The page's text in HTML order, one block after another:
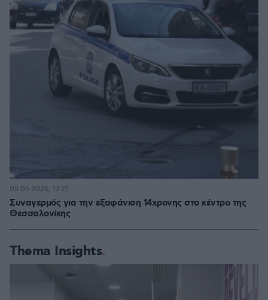
Συναγερμός για την εξαφάνιση 14χρονης στο κέντρο της
Θεσσαλονίκης
05.06.2026, 17:21
Thema Insights